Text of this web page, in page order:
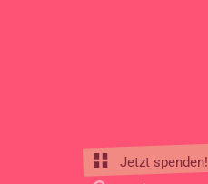
Jetzt spenden!